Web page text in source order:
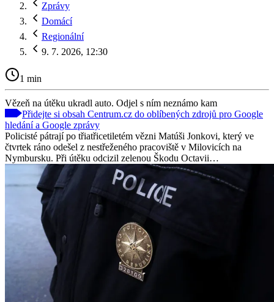
Zprávy
Domácí
Regionální
9. 7. 2026, 12:30
1 min
Vězeň na útěku ukradl auto. Odjel s ním neznámo kam
Přidejte si obsah Centrum.cz do oblíbených zdrojů pro Google
hledání a Google zprávy
Policisté pátrají po třiatřicetiletém vězni Matúši Jonkovi, který ve
čtvrtek ráno odešel z nestřeženého pracoviště v Milovicích na
Nymbursku. Při útěku odcizil zelenou Škodu Octavii…